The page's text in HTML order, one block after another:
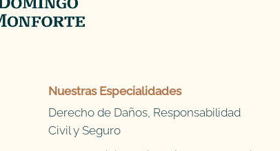
Nuestras Especialidades
Derecho de Daños, Responsabilidad
Civil y Seguro